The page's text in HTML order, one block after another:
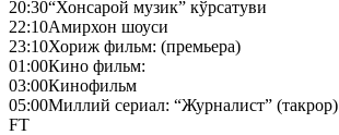
20:30“Хонсарой музик” кўрсатуви
22:10Амирхон шоуси
23:10Хориж фильм: (премьера)
01:00Кино фильм:
03:00Кинофильм
05:00Миллий сериал: “Журналист” (такрор)
FT